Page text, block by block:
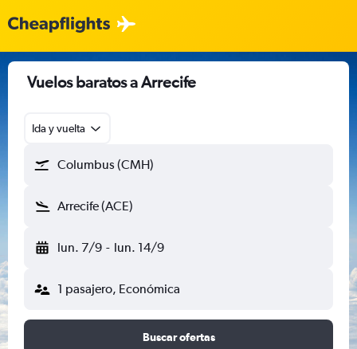
Vuelos baratos a Arrecife
Ida y vuelta
Columbus (CMH)
Arrecife (ACE)
lun. 7/9 - lun. 14/9
1 pasajero, Económica
Buscar ofertas